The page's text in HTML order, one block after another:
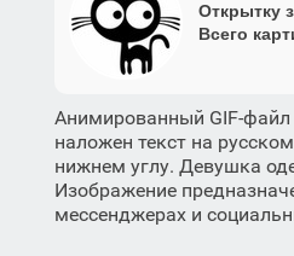
Открытку
Всего
Анимированный GIF-файл
наложен текст на
нижнем углу. Девушка
Изображение
мессенджерах и